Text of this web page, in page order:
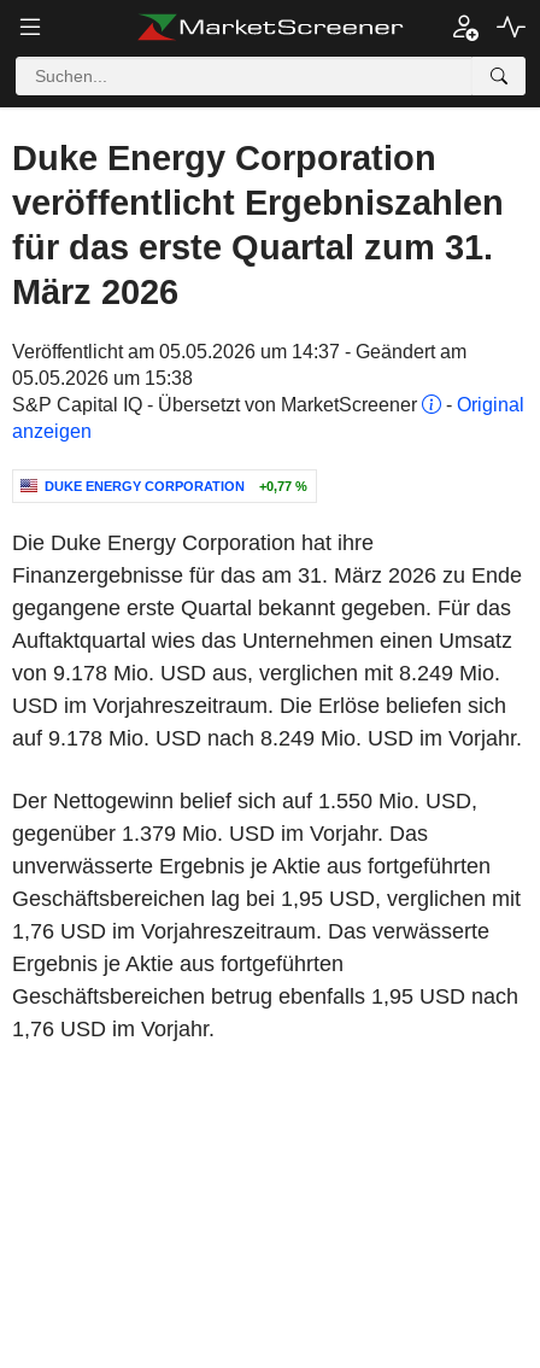
Duke Energy Corporation
veröffentlicht Ergebniszahlen
für das erste Quartal zum 31.
März 2026
Veröffentlicht am 05.05.2026 um 14:37 - Geändert am
05.05.2026 um 15:38
S&P Capital IQ - Übersetzt von MarketScreener
- Original
anzeigen
DUKE ENERGY CORPORATION +0,77 %
Die Duke Energy Corporation hat ihre
Finanzergebnisse für das am 31. März 2026 zu Ende
gegangene erste Quartal bekannt gegeben. Für das
Auftaktquartal wies das Unternehmen einen Umsatz
von 9.178 Mio. USD aus, verglichen mit 8.249 Mio.
USD im Vorjahreszeitraum. Die Erlöse beliefen sich
auf 9.178 Mio. USD nach 8.249 Mio. USD im Vorjahr.
Der Nettogewinn belief sich auf 1.550 Mio. USD,
gegenüber 1.379 Mio. USD im Vorjahr. Das
unverwässerte Ergebnis je Aktie aus fortgeführten
Geschäftsbereichen lag bei 1,95 USD, verglichen mit
1,76 USD im Vorjahreszeitraum. Das verwässerte
Ergebnis je Aktie aus fortgeführten
Geschäftsbereichen betrug ebenfalls 1,95 USD nach
1,76 USD im Vorjahr.